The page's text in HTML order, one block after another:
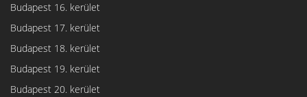
Budapest 16. kerület
Budapest 17. kerület
Budapest 18. kerület
Budapest 19. kerület
Budapest 20. kerület